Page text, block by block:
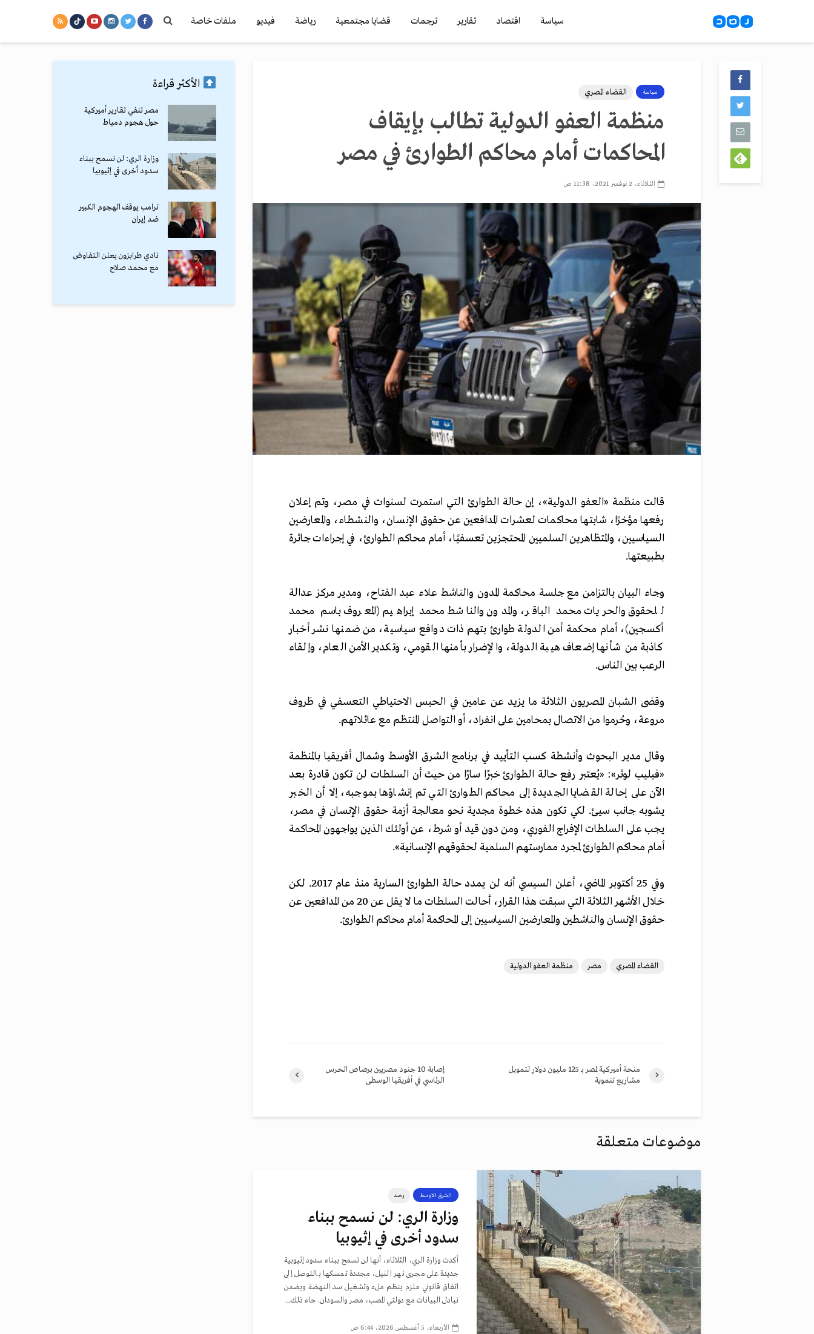
سياسة اقتصاد تقارير ترجمات قضايا مجتمعية رياضة فيديو ملفات خاصة
سياسة القضاء المصري
منظمة العفو الدولية تطالب بإيقاف
المحاكمات أمام محاكم الطوارئ في مصر
الثلاثاء، 2 نوفمبر 2021، 11:38 ص
قالت منظمة «العفو الدولية»، إن حالة الطوارئ التي استمرت لسنوات في مصر، وتم إعلان
رفعها مؤخرًا، شابتها محاكمات لعشرات المدافعين عن حقوق الإنسان، والنشطاء، والمعارضين
السياسيين، والمتظاهرين السلميين المحتجزين تعسفيًا، أمام محاكم الطوارئ، في إجراءات جائرة
بطبيعتها.
وجاء البيان بالتزامن مع جلسة محاكمة المدون والناشط علاء عبد الفتاح، ومدير مركز عدالة
للحقوق والحريات محمد الباقر، والمدون والناشط محمد إبراهيم (المعروف باسم محمد
أكسجين)، أمام محكمة أمن الدولة طوارئ بتهم ذات دوافع سياسية، من ضمنها نشر أخبار
كاذبة من شأنها إضعاف هيبة الدولة، والإضرار بأمنها القومي، وتكدير الأمن العام، وإلقاء
الرعب بين الناس.
وقضى الشبان المصريون الثلاثة ما يزيد عن عامين في الحبس الاحتياطي التعسفي في ظروف
مروعة، وحُرموا من الاتصال بمحامين على انفراد، أو التواصل المنتظم مع عائلاتهم.
وقال مدير البحوث وأنشطة كسب التأييد في برنامج الشرق الأوسط وشمال أفريقيا بالمنظمة
«فيليب لوثر»: «يُعتبر رفع حالة الطوارئ خبرًا سارًا من حيث أن السلطات لن تكون قادرة بعد
الآن على إحالة القضايا الجديدة إلى محاكم الطوارئ التي تم إنشاؤها بموجبه، إلا أن الخبر
يشوبه جانب سيئ. لكي تكون هذه خطوة مجدية نحو معالجة أزمة حقوق الإنسان في مصر،
يجب على السلطات الإفراج الفوري، ومن دون قيد أو شرط، عن أولئك الذين يواجهون المحاكمة
أمام محاكم الطوارئ لمجرد ممارستهم السلمية لحقوقهم الإنسانية».
وفي 25 أكتوبر الماضي، أعلن السيسي أنه لن يمدد حالة الطوارئ السارية منذ عام 2017. لكن
خلال الأشهر الثلاثة التي سبقت هذا القرار، أحالت السلطات ما لا يقل عن 20 من المدافعين عن
حقوق الإنسان والناشطين والمعارضين السياسيين إلى المحاكمة أمام محاكم الطوارئ.
القضاء المصري مصر منظمة العفو الدولية
إصابة 10 جنود مصريين برصاص الحرس
الرئاسي في أفريقيا الوسطى
منحة أميركية لمصر بـ 125 مليون دولار لتمويل
مشاريع تنموية
موضوعات متعلقة
الشرق الاوسط رصد
وزارة الري: لن نسمح ببناء
سدود أخرى في إثيوبيا
أكدت وزارة الري، الثلاثاء، أنها لن تسمح ببناء سدود إثيوبية
جديدة على مجرى نهر النيل، مجددة تمسكها بالتوصل إلى
اتفاق قانوني ملزم ينظم ملء وتشغيل سد النهضة ويضمن
تبادل البيانات مع دولتي المصب، مصر والسودان. جاء ذلك...
الأربعاء، 5 أغسطس 2026، 6:44 ص
الأكثر قراءة
مصر تنفي تقارير أميركية
حول هجوم دمياط
وزارة الري: لن نسمح ببناء
سدود أخرى في إثيوبيا
ترامب يوقف الهجوم الكبير
ضد إيران
نادي طرابزون يعلن التفاوض
مع محمد صلاح